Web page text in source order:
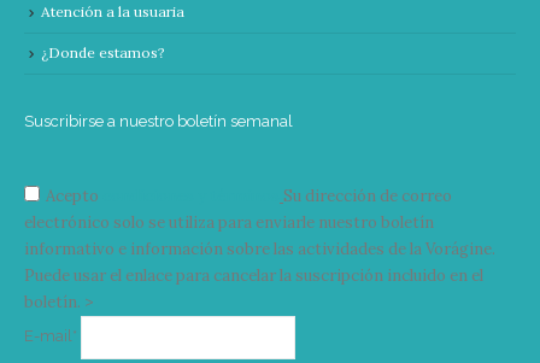
Atención a la usuaria
¿Donde estamos?
Suscribirse a nuestro boletín semanal
Acepto
Su dirección de correo
electrónico solo se utiliza para enviarle nuestro boletín
informativo e información sobre las actividades de la Vorágine.
Puede usar el enlace para cancelar la suscripción incluido en el
boletín. >
E-mail*